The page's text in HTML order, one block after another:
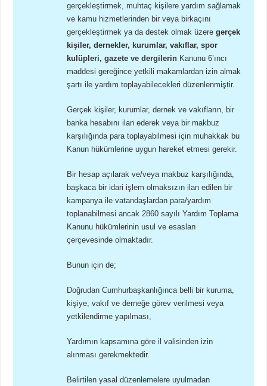
gerçekleştirmek, muhtaç kişilere yardım sağlamak
ve kamu hizmetlerinden bir veya birkaçını
gerçekleştirmek ya da destek olmak üzeregerçek
kişiler, dernekler, kurumlar, vakıflar, spor
kulüpleri, gazete ve dergilerin Kanunu 6’ıncı
maddesi gereğince yetkili makamlardan izin almak
şartı ile yardım toplayabilecekleri düzenlenmiştir.
Gerçek kişiler, kurumlar, dernek ve vakıfların, bir
banka hesabını ilan ederek veya bir makbuz
karşılığında para toplayabilmesi için muhakkak bu
Kanun hükümlerine uygun hareket etmesi gerekir.
Bir hesap açılarak ve/veya makbuz karşılığında,
başkaca bir idari işlem olmaksızın ilan edilen bir
kampanya ile vatandaşlardan para/yardım
toplanabilmesi ancak 2860 sayılı Yardım Toplama
Kanunu hükümlerinin usul ve esasları
çerçevesinde olmaktadır.
Bunun için de;
Doğrudan Cumhurbaşkanlığınca belli bir kuruma,
kişiye, vakıf ve derneğe görev verilmesi veya
yetkilendirme yapılması,
Yardımın kapsamına göre il valisinden izin
alınması gerekmektedir.
Belirtilen yasal düzenlemelere uyulmadan